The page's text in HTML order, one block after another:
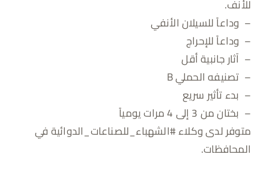
للأنف.
– وداعاً للسيلان الأنفي
– وداعاً للإحراج
– آثار جانبية أقل
– تصنيفه الحملي B
– بدء تأثير سريع
– بختان من 3 إلى 4 مرات يومياً
متوفر لدى وكلاء #الشهباء_للصناعات_الدوائية في
المحافظات.